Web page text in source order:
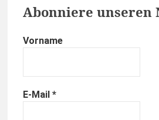
Abonniere unseren
Vorname
E-Mail *